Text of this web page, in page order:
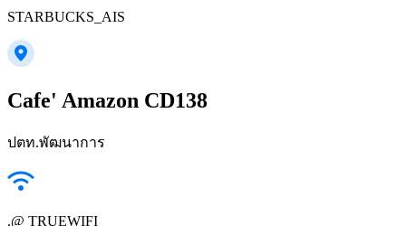
STARBUCKS_AIS
Cafe' Amazon CD138
ปตท.พัฒนาการ
.@ TRUEWIFI